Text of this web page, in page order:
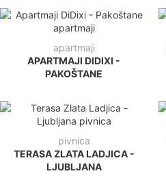
apartmaji
APARTMAJI DIDIXI -
PAKOŠTANE
pivnica
TERASA ZLATA LADJICA -
LJUBLJANA